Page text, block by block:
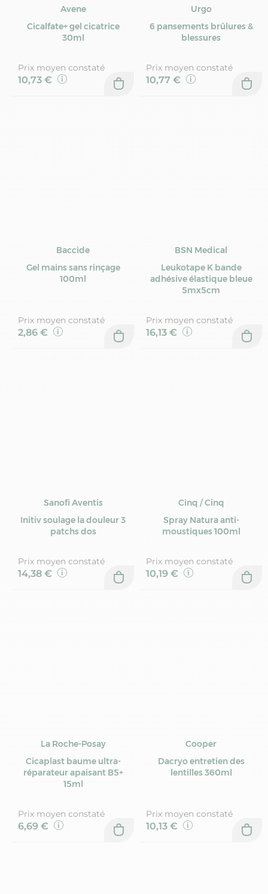
Avene
Cicalfate+ gel cicatrice
30ml
Prix moyen constaté
10,73 €
Urgo
6 pansements brûlures &
blessures
Prix moyen constaté
10,77 €
Baccide
Gel mains sans rinçage
100ml
Prix moyen constaté
2,86 €
BSN Medical
Leukotape K bande
adhésive élastique bleue
5mx5cm
Prix moyen constaté
16,13 €
Sanofi Aventis
Initiv soulage la douleur 3
patchs dos
Prix moyen constaté
14,38 €
Cinq / Cinq
Spray Natura anti-
moustiques 100ml
Prix moyen constaté
10,19 €
La Roche-Posay
Cicaplast baume ultra-
réparateur apaisant B5+
15ml
Prix moyen constaté
6,69 €
Cooper
Dacryo entretien des
lentilles 360ml
Prix moyen constaté
10,13 €